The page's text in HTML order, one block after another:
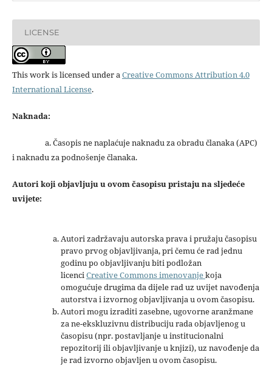
LICENSE
This work is licensed under aCreative Commons Attribution 4.0
International License.
Naknada:
a. Časopis ne naplaćuje naknadu za obradu članaka (APC)
i naknadu za podnošenje članaka.
Autori koji objavljuju u ovom časopisu pristaju na sljedeće
uvijete:
Autori zadržavaju autorska prava i pružaju časopisu
pravo prvog objavljivanja, pri čemu će rad jednu
godinu po objavljivanju biti podložan
licenciCreative Commons imenovanjekoja
omogućuje drugima da dijele rad uz uvijet navođenja
autorstva i izvornog objavljivanja u ovom časopisu.
Autori mogu izraditi zasebne, ugovorne aranžmane
za ne-ekskluzivnu distribuciju rada objavljenog u
časopisu (npr. postavljanje u institucionalni
repozitorij ili objavljivanje u knjizi), uz navođenje da
je rad izvorno objavljen u ovom časopisu.